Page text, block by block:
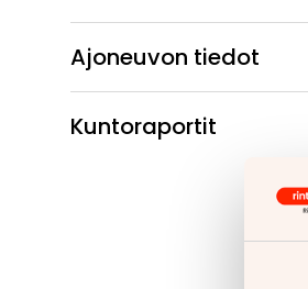
Ajoneuvon tiedot
Kuntoraportit